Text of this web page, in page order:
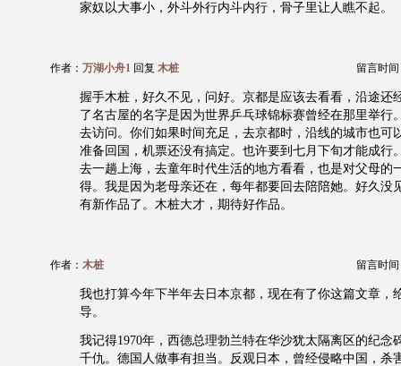
家奴以大事小，外斗外行内斗内行，骨子里让人瞧不起。
作者： 万湖小舟1 回复 木桩 留言时间
握手木桩，好久不见，问好。京都是应该去看看，沿途还
了名古屋的名字是因为世界乒乓球锦标赛曾经在那里举行
去访问。你们如果时间充足，去京都时，沿线的城市也可
准备回国，机票还没有搞定。也许要到七月下旬才能成行
去一趟上海，去童年时代生活的地方看看，也是对父母的
得。我是因为老母亲还在，每年都要回去陪陪她。好久没
有新作品了。木桩大才，期待好作品。
作者： 木桩 留言时间
我也打算今年下半年去日本京都，现在有了你这篇文章，
导。
我记得1970年，西德总理勃兰特在华沙犹太隔离区的纪念
千仇。德国人做事有担当。反观日本，曾经侵略中国，杀